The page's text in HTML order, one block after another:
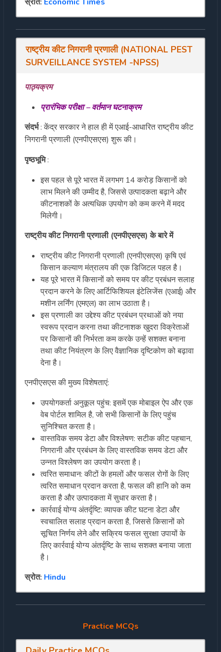
राष्ट्रीय कीट निगरानी प्रणाली(NATIONAL PEST
SURVEILLANCE SYSTEM -NPSS)
पाठ्यक्रम
प्रारंभिक परीक्षा – वर्तमान घटनाक्रम
संदर्भ: केंद्र सरकार ने हाल ही में एआई-आधारित राष्ट्रीय कीट
निगरानी प्रणाली (एनपीएसएस) शुरू की।
पृष्ठभूमि:
इस पहल से पूरे भारत में लगभग 14 करोड़ किसानों को
लाभ मिलने की उम्मीद है, जिससे उत्पादकता बढ़ाने और
कीटनाशकों के अत्यधिक उपयोग को कम करने में मदद
मिलेगी।
राष्ट्रीय कीट निगरानी प्रणाली (एनपीएसएस) के बारे में
राष्ट्रीय कीट निगरानी प्रणाली (एनपीएसएस) कृषि एवं
किसान कल्याण मंत्रालय की एक डिजिटल पहल है।
यह पूरे भारत में किसानों को समय पर कीट प्रबंधन सलाह
प्रदान करने के लिए आर्टिफिशियल इंटेलिजेंस (एआई) और
मशीन लर्निंग (एमएल) का लाभ उठाता है।
इस प्रणाली का उद्देश्य कीट प्रबंधन प्रथाओं को नया
स्वरूप प्रदान करना तथा कीटनाशक खुदरा विक्रेताओं
पर किसानों की निर्भरता कम करके उन्हें सशक्त बनाना
तथा कीट नियंत्रण के लिए वैज्ञानिक दृष्टिकोण को बढ़ावा
देना है।
एनपीएसएस की मुख्य विशेषताएं:
उपयोगकर्ता अनुकूल पहुंच: इसमें एक मोबाइल ऐप और एक
वेब पोर्टल शामिल है, जो सभी किसानों के लिए पहुंच
सुनिश्चित करता है।
वास्तविक समय डेटा और विश्लेषण: सटीक कीट पहचान,
निगरानी और प्रबंधन के लिए वास्तविक समय डेटा और
उन्नत विश्लेषण का उपयोग करता है।
त्वरित समाधान: कीटों के हमलों और फसल रोगों के लिए
त्वरित समाधान प्रदान करता है, फसल की हानि को कम
करता है और उत्पादकता में सुधार करता है।
कार्रवाई योग्य अंतर्दृष्टि: व्यापक कीट घटना डेटा और
स्वचालित सलाह प्रदान करता है, जिससे किसानों को
सूचित निर्णय लेने और सक्रिय फसल सुरक्षा उपायों के
लिए कार्रवाई योग्य अंतर्दृष्टि के साथ सशक्त बनाया जाता
है।
स्रोत: Hindu
Practice MCQs